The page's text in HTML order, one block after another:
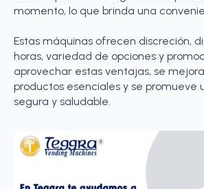
momento, lo que brinda una
Estas máquinas ofrecen discreción,
horas, variedad de opciones y
aprovechar estas ventajas, se
productos esenciales y se promueve
segura y saludable.